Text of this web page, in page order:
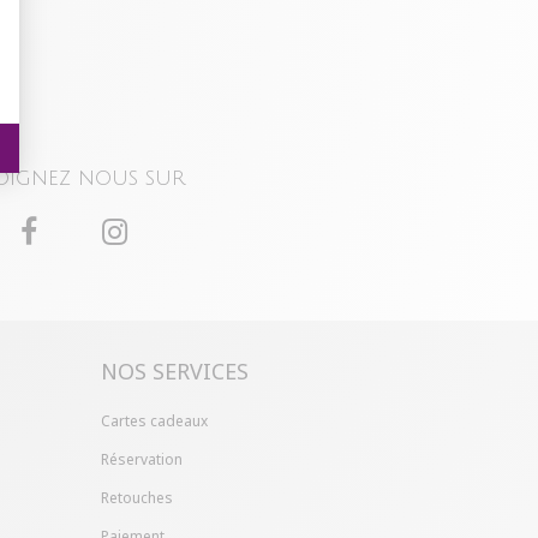
nous sur
NOS SERVICES
Cartes cadeaux
Réservation
Retouches